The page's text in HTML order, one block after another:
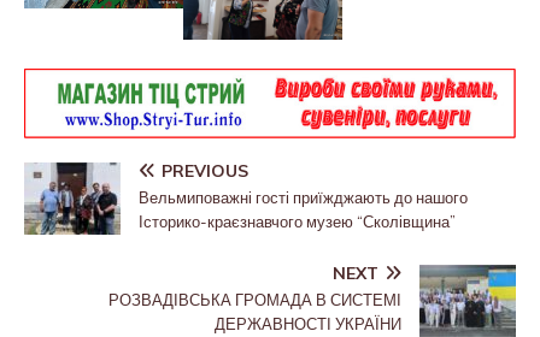
PREVIOUS
Вельмиповажні гості приїжджають до нашого
Історико-краєзнавчого музею “Сколівщина”
NEXT
РОЗВАДІВСЬКА ГРОМАДА В СИСТЕМІ
ДЕРЖАВНОСТІ УКРАЇНИ